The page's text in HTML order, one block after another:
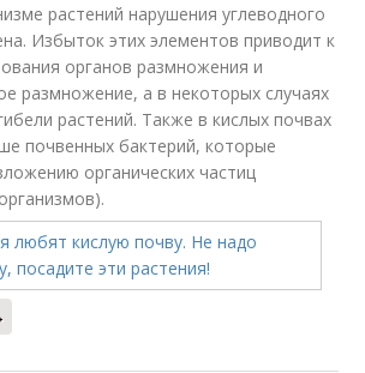
растений нарушения углеводного
Избыток этих элементов приводит к
органов размножения и
размножение, а в некоторых случаях
растений. Также в кислых почвах
почвенных бактерий, которые
органических частиц